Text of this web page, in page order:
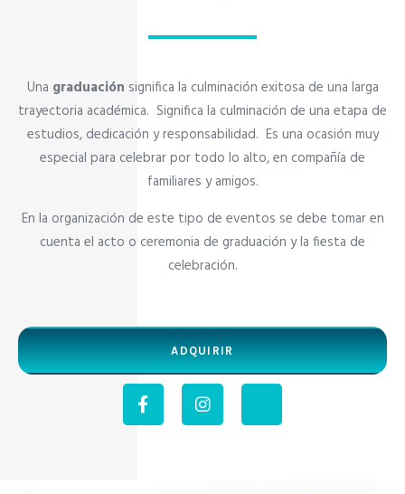
Una graduación significa la culminación exitosa de una larga
trayectoria académica. Significa la culminación de una etapa de
estudios, dedicación y responsabilidad. Es una ocasión muy
especial para celebrar por todo lo alto, en compañía de
familiares y amigos.
En la organización de este tipo de eventos se debe tomar en
cuenta el acto o ceremonia de graduación y la fiesta de
celebración.
ADQUIRIR